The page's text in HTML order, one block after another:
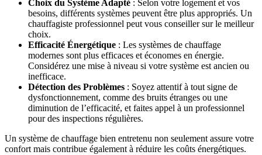
Choix du Système Adapté : Selon votre logement et vos
besoins, différents systèmes peuvent être plus appropriés. Un
chauffagiste professionnel peut vous conseiller sur le meilleur
choix.
Efficacité Énergétique : Les systèmes de chauffage
modernes sont plus efficaces et économes en énergie.
Considérez une mise à niveau si votre système est ancien ou
inefficace.
Détection des Problèmes : Soyez attentif à tout signe de
dysfonctionnement, comme des bruits étranges ou une
diminution de l’efficacité, et faites appel à un professionnel
pour des inspections régulières.
Un système de chauffage bien entretenu non seulement assure votre
confort mais contribue également à réduire les coûts énergétiques.